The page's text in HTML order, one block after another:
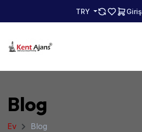
TRY Giriş
Blog
Ev Blog